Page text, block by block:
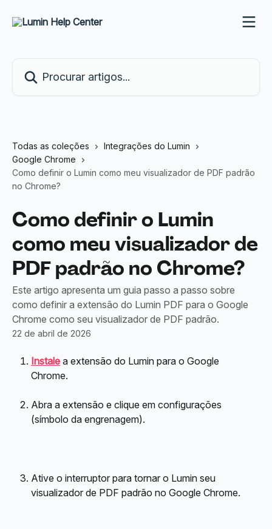
Todas as coleções
Integrações do Lumin
Google Chrome
Como definir o Lumin como meu visualizador de PDF padrão
no Chrome?
Como definir o Lumin
como meu visualizador de
PDF padrão no Chrome?
Este artigo apresenta um guia passo a passo sobre
como definir a extensão do Lumin PDF para o Google
Chrome como seu visualizador de PDF padrão.
22 de abril de 2026
Instale a extensão do Lumin para o Google
Chrome.
Abra a extensão e clique em configurações
(símbolo da engrenagem).
Ative o interruptor para tornar o Lumin seu
visualizador de PDF padrão no Google Chrome.